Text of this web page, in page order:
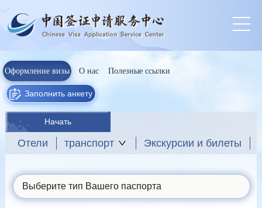
Оформление визы О нас Полезные ссылки
Заполнить анкету
Начать
Отели транспорт Экскурсии и билеты
Выберите тип Вашего паспорта